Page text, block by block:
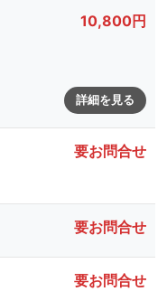
10,800円
詳細を見る
要お問合せ
要お問合せ
要お問合せ